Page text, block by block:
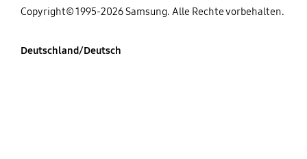
Copyright© 1995-2026 Samsung. Alle Rechte vorbehalten.
Deutschland/Deutsch